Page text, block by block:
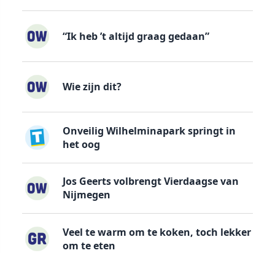
“Ik heb ’t altijd graag gedaan”
Wie zijn dit?
Onveilig Wilhelminapark springt in
het oog
Jos Geerts volbrengt Vierdaagse van
Nijmegen
Veel te warm om te koken, toch lekker
om te eten